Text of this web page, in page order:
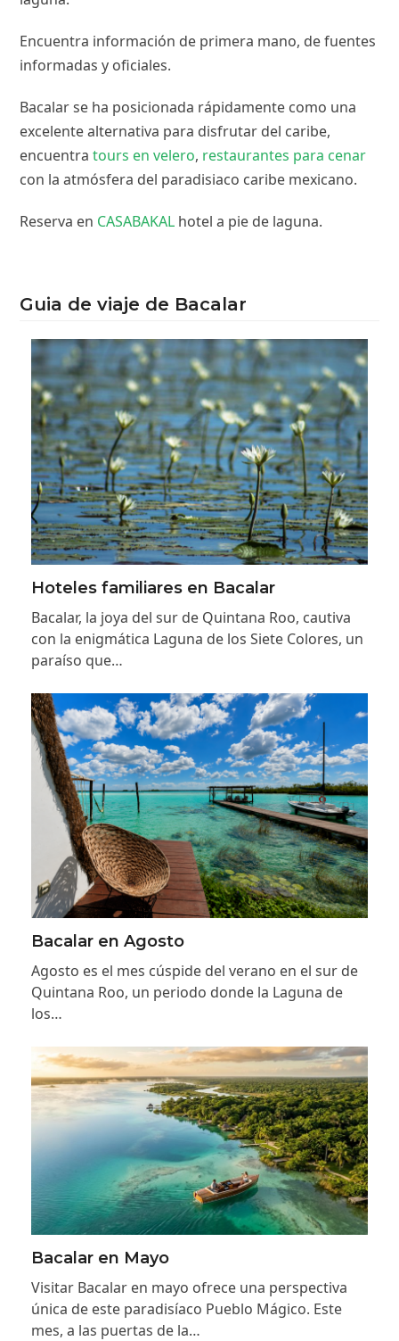
Encuentra información de primera mano, de fuentes
informadas y oficiales.
Bacalar se ha posicionada rápidamente como una
excelente alternativa para disfrutar del caribe,
encuentratours en velero, restaurantes para cenar
con la atmósfera del paradisiaco caribe mexicano.
Reserva en CASABAKAL hotel a pie de laguna.
Guia de viaje de Bacalar
Hoteles familiares en Bacalar
Bacalar, la joya del sur de Quintana Roo, cautiva
con la enigmática Laguna de los Siete Colores, un
paraíso que…
Bacalar en Agosto
Agosto es el mes cúspide del verano en el sur de
Quintana Roo, un periodo donde la Laguna de
los…
Bacalar en Mayo
Visitar Bacalar en mayo ofrece una perspectiva
única de este paradisíaco Pueblo Mágico. Este
mes, a las puertas de la…